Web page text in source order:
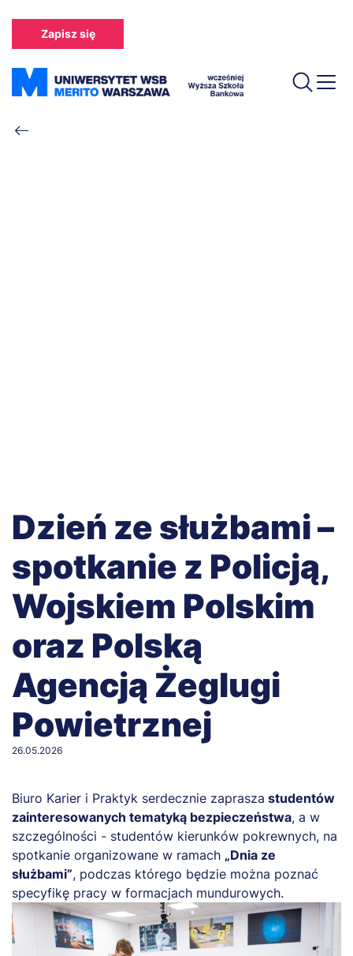
treści
Zapisz się
Ścieżka
Dzień ze służbami –
spotkanie z Policją,
Wojskiem Polskim
oraz Polską
Agencją Żeglugi
Powietrznej
26.05.2026
Biuro Karier i Praktyk serdecznie zaprasza studentów
zainteresowanych tematyką bezpieczeństwa, a w
szczególności - studentów kierunków pokrewnych, na
spotkanie organizowane w ramach „Dnia ze
służbami”, podczas którego będzie można poznać
specyfikę pracy w formacjach mundurowych.